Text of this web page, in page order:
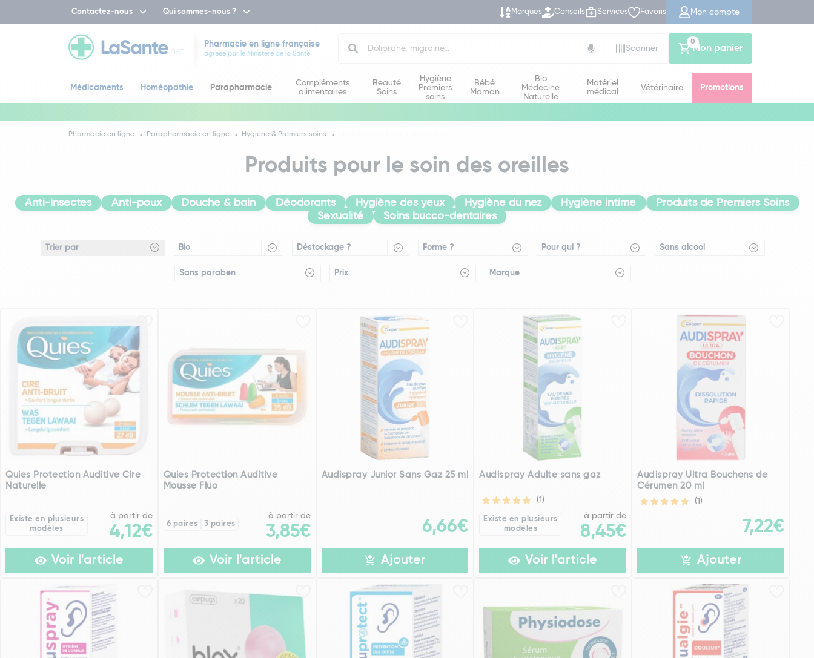
Contactez-nous Qui sommes-nous ? Marques Conseils Services Favoris Mon compte
Pharmacie en ligne française
agréée par le Ministère de la Santé
Scanner
Mon panier
0
Médicaments Homéopathie Parapharmacie
Compléments
alimentaires
Beauté
Soins
Hygiène
Premiers
soins
Bébé
Maman
Bio
Médecine
Naturelle
Matériel
médical
Vétérinaire Promotions
Pharmacie en ligne Parapharmacie en ligne Hygiène & Premiers soins
Produits pour le soin des oreilles
Anti-insectes Anti-poux Douche & bain Déodorants Hygiène des yeux Hygiène du nez Hygiène intime
Produits de Premiers Soins
Sexualité
Soins bucco-dentaires
Bio Déstockage ? Forme ? Pour qui ? Sans alcool
Sans paraben Prix Marque
Quies Protection Auditive Cire
Naturelle
Existe en plusieurs
modèles
à partir de
4,12€
Voir l'article
Quies Protection Auditive
Mousse Fluo
6 paires 3 paires
à partir de
3,85€
Voir l'article
Audispray Junior Sans Gaz 25 ml
6,66€
Ajouter
Audispray Adulte sans gaz
(1)
Existe en plusieurs
modèles
à partir de
8,45€
Voir l'article
Audispray Ultra Bouchons de
Cérumen 20 ml
(1)
7,22€
Ajouter